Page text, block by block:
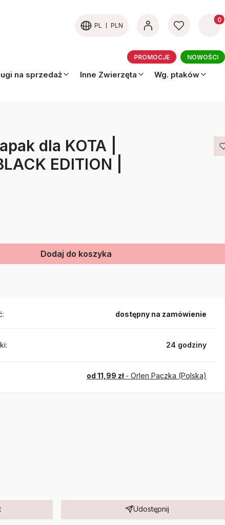
PL PLN
PROMOCJE NOWOŚCI
na sprzedaż Inne Zwierzęta
Wg. ptaków
dla KOTA |
EDITION |
Dodaj do koszyka
dostępny na zamówienie
24 godziny
od 11,99 zł - Orlen Paczka (Polska)
Udostępnij